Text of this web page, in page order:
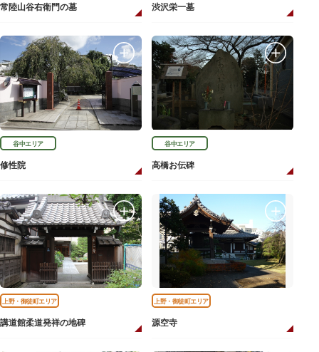
常陸山谷右衛門の墓 渋沢栄一墓
谷中エリア
修性院
谷中エリア
高橋お伝碑
上野・御徒町エリア
講道館柔道発祥の地碑
上野・御徒町エリア
源空寺